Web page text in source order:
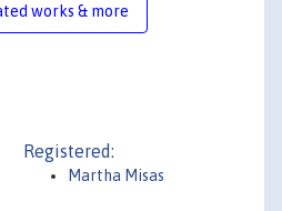
works & more
Registered:
Martha Misas